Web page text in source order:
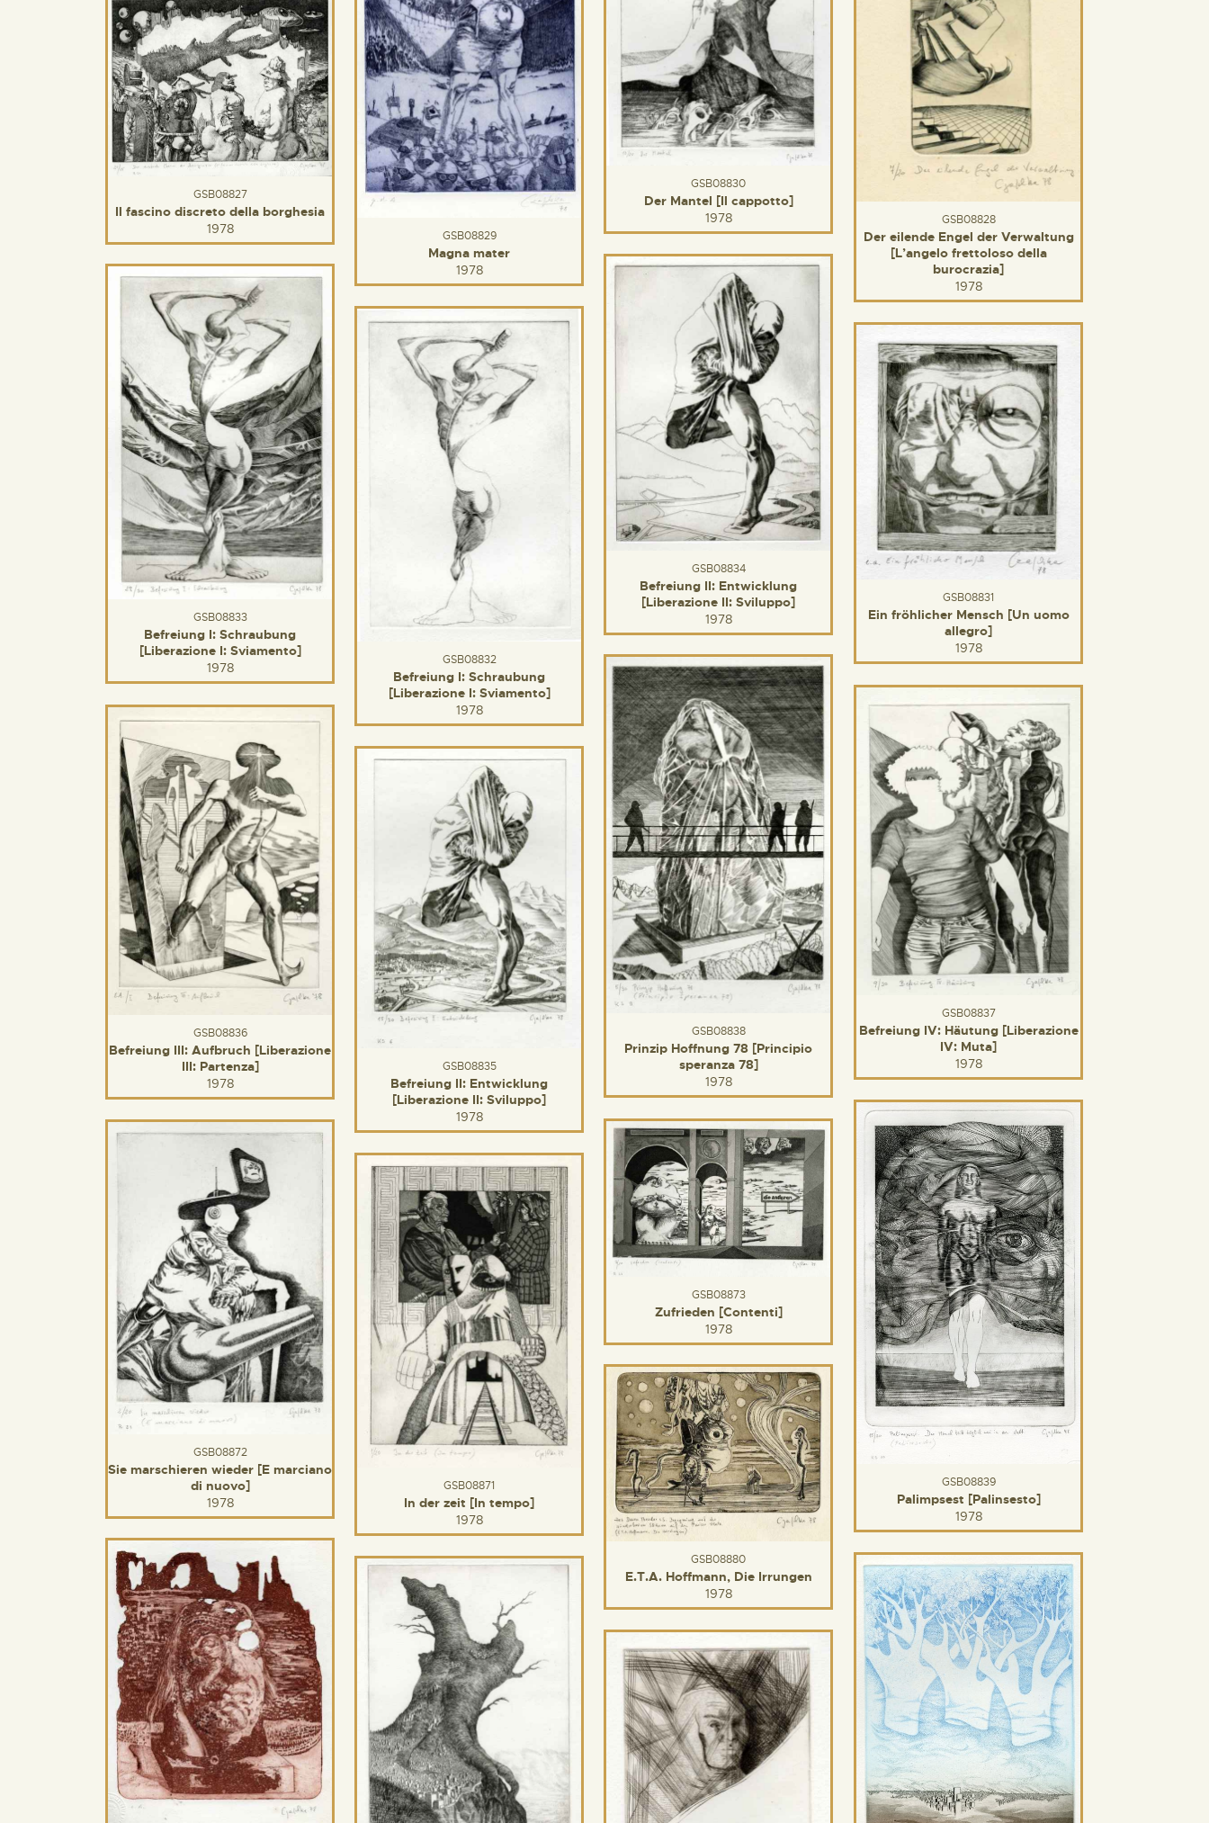
GSB08830
Der Mantel [Il cappotto]
1978
GSB08829
Magna mater
1978
GSB08828
Der eilende Engel der Verwaltung
[L’angelo frettoloso della
burocrazia]
1978
GSB08827
Il fascino discreto della borghesia
1978
GSB08834
Befreiung II: Entwicklung
[Liberazione II: Sviluppo]
1978
GSB08833
Befreiung I: Schraubung
[Liberazione I: Sviamento]
1978
GSB08832
Befreiung I: Schraubung
[Liberazione I: Sviamento]
1978
GSB08831
Ein fröhlicher Mensch [Un uomo
allegro]
1978
GSB08838
Prinzip Hoffnung 78 [Principio
speranza 78]
1978
GSB08837
Befreiung IV: Häutung [Liberazione
IV: Muta]
1978
GSB08836
Befreiung III: Aufbruch [Liberazione
III: Partenza]
1978
GSB08835
Befreiung II: Entwicklung
[Liberazione II: Sviluppo]
1978
GSB08839
Palimpsest [Palinsesto]
1978
GSB08873
Zufrieden [Contenti]
1978
GSB08872
Sie marschieren wieder [E marciano
di nuovo]
1978
GSB08871
In der zeit [In tempo]
1978
GSB08880
E.T.A. Hoffmann, Die Irrungen
1978